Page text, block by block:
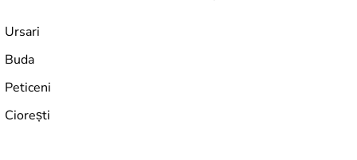
Ursari
Buda
Peticeni
Ciorești